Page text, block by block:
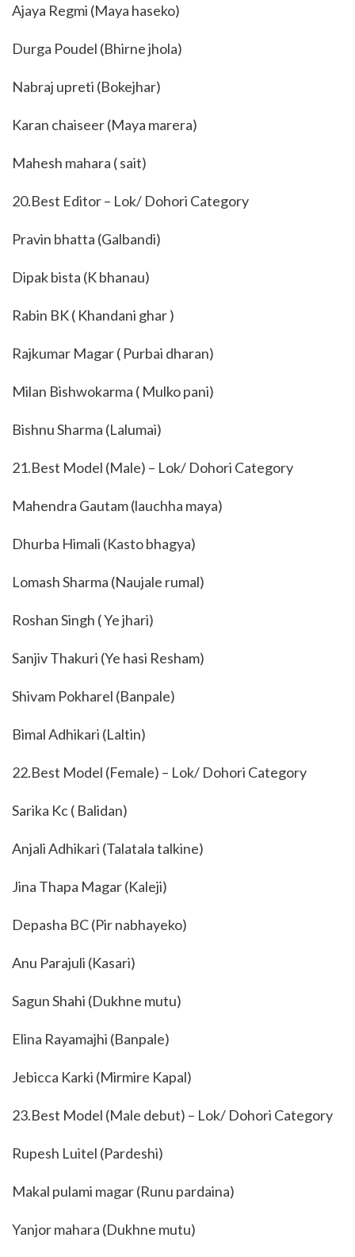
Ajaya Regmi (Maya haseko)
Durga Poudel (Bhirne jhola)
Nabraj upreti (Bokejhar)
Karan chaiseer (Maya marera)
Mahesh mahara ( sait)
20.Best Editor – Lok/ Dohori Category
Pravin bhatta (Galbandi)
Dipak bista (K bhanau)
Rabin BK ( Khandani ghar )
Rajkumar Magar ( Purbai dharan)
Milan Bishwokarma ( Mulko pani)
Bishnu Sharma (Lalumai)
21.Best Model (Male) – Lok/ Dohori Category
Mahendra Gautam (lauchha maya)
Dhurba Himali (Kasto bhagya)
Lomash Sharma (Naujale rumal)
Roshan Singh ( Ye jhari)
Sanjiv Thakuri (Ye hasi Resham)
Shivam Pokharel (Banpale)
Bimal Adhikari (Laltin)
22.Best Model (Female) – Lok/ Dohori Category
Sarika Kc ( Balidan)
Anjali Adhikari (Talatala talkine)
Jina Thapa Magar (Kaleji)
Depasha BC (Pir nabhayeko)
Anu Parajuli (Kasari)
Sagun Shahi (Dukhne mutu)
Elina Rayamajhi (Banpale)
Jebicca Karki (Mirmire Kapal)
23.Best Model (Male debut) – Lok/ Dohori Category
Rupesh Luitel (Pardeshi)
Makal pulami magar (Runu pardaina)
Yanjor mahara (Dukhne mutu)